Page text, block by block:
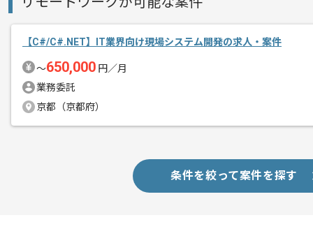
【C#/C#.NET】IT業界向け現場システム開発の求人・案件
〜650,000 円／月
業務委託
京都（京都府）
条件を絞って案件を探す